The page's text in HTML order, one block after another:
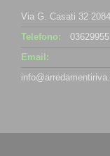
Via G. Casati 32
Telefono:
Email: